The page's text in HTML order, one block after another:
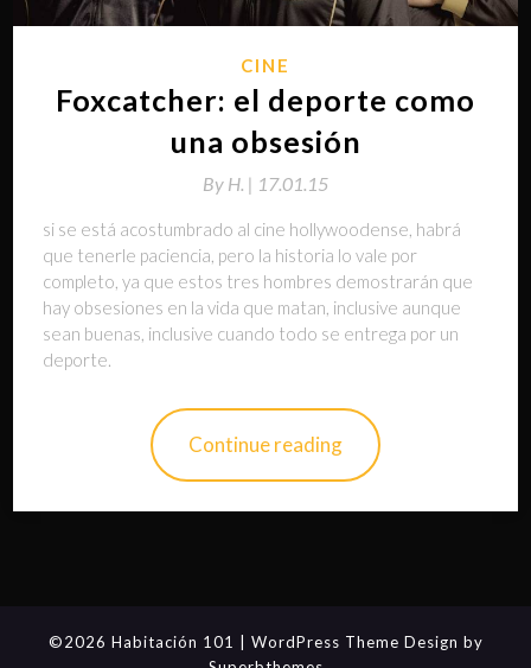
CINE
Foxcatcher: el deporte como
una obsesión
By H. | 17.01.15
si se está acostumbrado al cine hollywoodense, habrá
que tenerle paciencia, pero la historia lo vale por
completo, ya que estos tres hombres demostrarán que
hay obsesiones en la vida que matan, inclusive aunque
sean buenas, inclusive cuando todo se entrega por un
deporte.
Continue reading
©2026 Habitación 101
| WordPress Theme Design by